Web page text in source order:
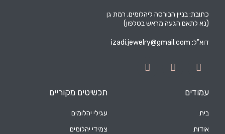
כתובת: בניין הבורסה ליהלומים, רמת גן
(נא לתאם הגעה מראש בטלפון)
דוא"ל: izadi.jewelry@gmail.com
עמודים
בית
אודות
תכשיטים מקוריים
עגילי יהלומים
צמידי יהלומים